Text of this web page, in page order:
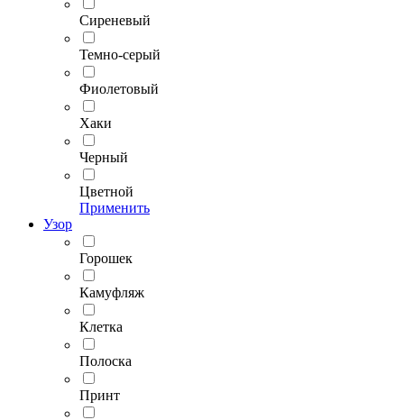
Сиреневый
Темно-серый
Фиолетовый
Хаки
Черный
Цветной
Применить
Узор
Горошек
Камуфляж
Клетка
Полоска
Принт